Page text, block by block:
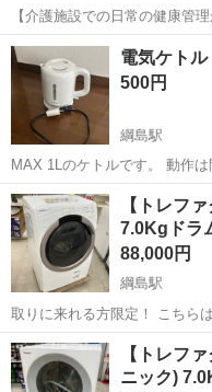
【介護施設での日常の健康管理がメイン！】 「
くて辞めてしまった」 「自分の時間が欲しく 他の仕事をしている」
看護をはなれている方 経験を
看護』がオススメです...
神奈川 横浜市 綱島駅
電気ケトル
500円
綱島駅
MAX 1Lのケトルです。 動作
しくお願いします。
神奈川 横浜市
【トレフ
7.0Kgドラ
88,000円
綱島駅
取りに来れる方限定！ こちら
鶴見店からの出品です。 アイテム名：7.0Kgドラム式洗濯乾燥機 メー
カー：SHARP(シャープ) 型番
神奈川 横浜市
【トレフ
ニック)